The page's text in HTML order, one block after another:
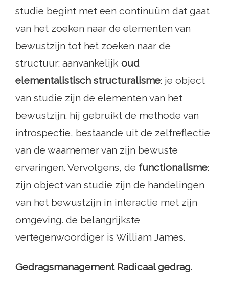
studie begint met een continuüm dat gaat
van het zoeken naar de elementen van
bewustzijn tot het zoeken naar de
structuur: aanvankelijk oud
elementalistisch structuralisme: je object
van studie zijn de elementen van het
bewustzijn. hij gebruikt de methode van
introspectie, bestaande uit de zelfreflectie
van de waarnemer van zijn bewuste
ervaringen. Vervolgens, de functionalisme:
zijn object van studie zijn de handelingen
van het bewustzijn in interactie met zijn
omgeving. de belangrijkste
vertegenwoordiger is William James.
Gedragsmanagement Radicaal gedrag.